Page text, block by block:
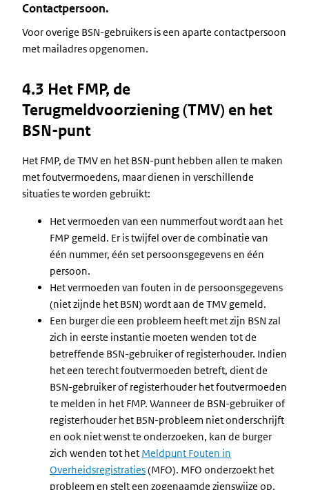
Contactpersoon.
Voor overige BSN-gebruikers is een aparte contactpersoon
met mailadres opgenomen.
4.3 Het FMP, de
Terugmeldvoorziening (TMV) en het
BSN-punt
Het FMP, de TMV en het BSN-punt hebben allen te maken
met foutvermoedens, maar dienen in verschillende
situaties te worden gebruikt:
Het vermoeden van een nummerfout wordt aan het
FMP gemeld. Er is twijfel over de combinatie van
één nummer, één set persoonsgegevens en één
persoon.
Het vermoeden van fouten in de persoonsgegevens
(niet zijnde het BSN) wordt aan de TMV gemeld.
Een burger die een probleem heeft met zijn BSN zal
zich in eerste instantie moeten wenden tot de
betreffende BSN-gebruiker of registerhouder. Indien
het een terecht foutvermoeden betreft, dient de
BSN-gebruiker of registerhouder het foutvermoeden
te melden in het FMP. Wanneer de BSN-gebruiker of
registerhouder het BSN-probleem niet onderschrijft
en ook niet wenst te onderzoeken, kan de burger
zich wenden tot het Meldpunt Fouten in
Overheidsregistraties(MFO). MFO onderzoekt het
probleem en stelt een zogenaamde zienswijze op.